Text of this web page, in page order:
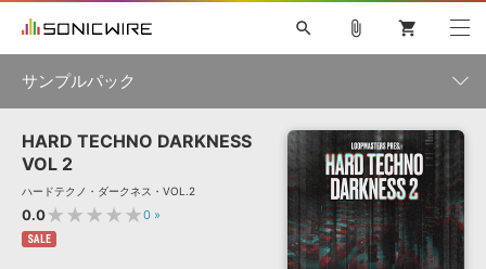
ソフト音源 »
プラグイン・エフェクト »
キャンペーン »
search
初音ミク NT 鏡音リン・レン V4X 巡音ルカ V4X
MEIKO V3
KAITO V3
TOONTRACK
SPITFIRE AUDIO
VIENNA
EZ DRUMMER 3
ライセンスフリーBGM
ボーカル抜き出し
DUBSTEP
MUTANT
ROUTER.FM
attach_file shopping_cart
サンプルパック
製品一覧
ジャンル
HARD TECHNO DARKNESS
VOL 2
ハードテクノ・ダークネス・VOL.2
0.0★★★★★0 »
SALE